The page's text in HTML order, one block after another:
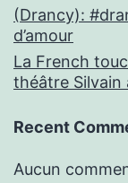
(Drancy):
d’amour
La French
théâtre Silvain
Recent
Aucun